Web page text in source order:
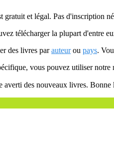
et légal. Pas d'inscription
télécharger la plupart d'entre
des livres parauteurou pays.
vous pouvez utiliser notre
averti des nouveaux livres. Bonne